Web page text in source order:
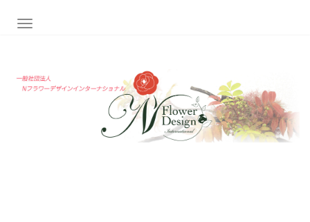
ナビゲーション切り替え